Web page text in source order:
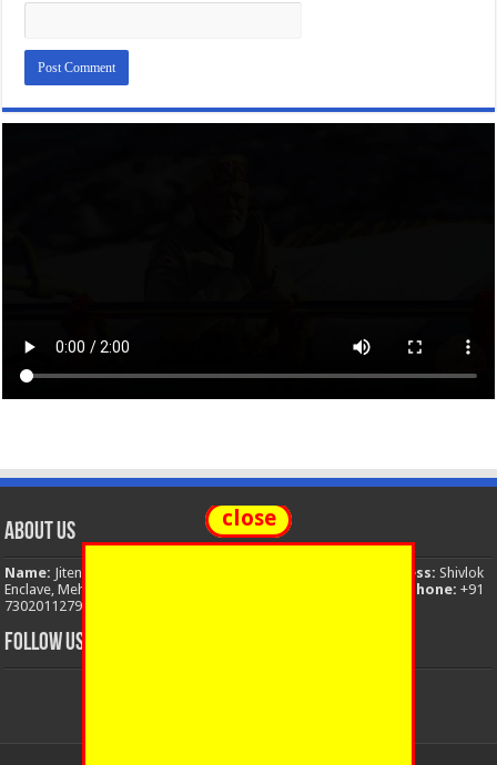
About Us
Name: Jitendra Singh Address: Shivlok
Enclave, Mehuwala Mafi, Dehradun, Uttarakhand, 248001, India
Phone: +91
7302011279
FOLLOW US
close